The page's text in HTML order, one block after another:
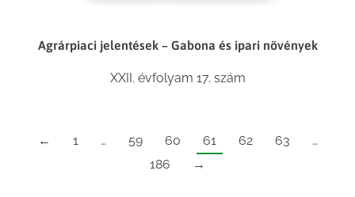
Agrárpiaci jelentések – Gabona és ipari növények
XXII. évfolyam 17. szám
← 1 … 59 60 61 62 63
…
186
→